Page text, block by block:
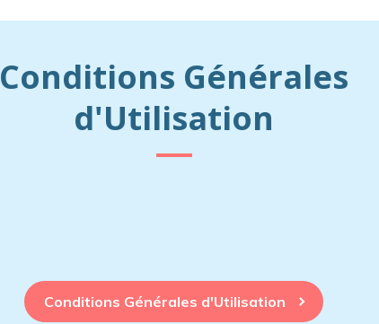
Conditions Générales
d'Utilisation
Conditions Générales d'Utilisation